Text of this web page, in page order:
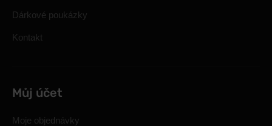
Dárkové poukázky
Kontakt
Můj účet
Moje objednávky